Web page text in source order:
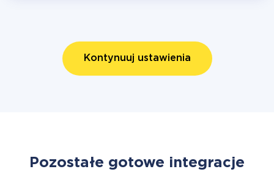
Kontynuuj ustawienia
Pozostałe gotowe integracje